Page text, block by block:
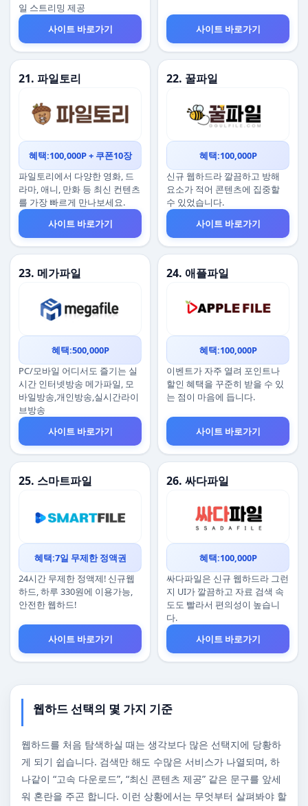
일 스트리밍 제공
사이트 바로가기
사이트 바로가기
21. 파일토리
혜택:100,000P + 쿠폰10장
파일토리에서 다양한 영화, 드
라마, 애니, 만화 등 최신 컨텐츠
를 가장 빠르게 만나보세요.
사이트 바로가기
22. 꿀파일
혜택:100,000P
신규 웹하드라 깔끔하고 방해
요소가 적어 콘텐츠에 집중할
수 있었습니다.
사이트 바로가기
23. 메가파일
혜택:500,000P
PC/모바일 어디서도 즐기는 실
시간 인터넷방송 메가파일, 모
바일방송,개인방송,실시간라이
브방송
사이트 바로가기
24. 애플파일
혜택:100,000P
이벤트가 자주 열려 포인트나
할인 혜택을 꾸준히 받을 수 있
는 점이 마음에 듭니다.
사이트 바로가기
25. 스마트파일
혜택:7일 무제한 정액권
24시간 무제한 정액제! 신규웹
하드, 하루 330원에 이용가능,
안전한 웹하드!
사이트 바로가기
26. 싸다파일
혜택:100,000P
싸다파일은 신규 웹하드라 그런
지 UI가 깔끔하고 자료 검색 속
도도 빨라서 편의성이 높습니
다.
사이트 바로가기
웹하드 선택의 몇 가지 기준
웹하드를 처음 탐색하실 때는 생각보다 많은 선택지에 당황하
게 되기 쉽습니다. 검색만 해도 수많은 서비스가 나열되며, 하
나같이 “고속 다운로드”, “최신 콘텐츠 제공” 같은 문구를 앞세
워 혼란을 주곤 합니다. 이런 상황에서는 무엇부터 살펴봐야 할